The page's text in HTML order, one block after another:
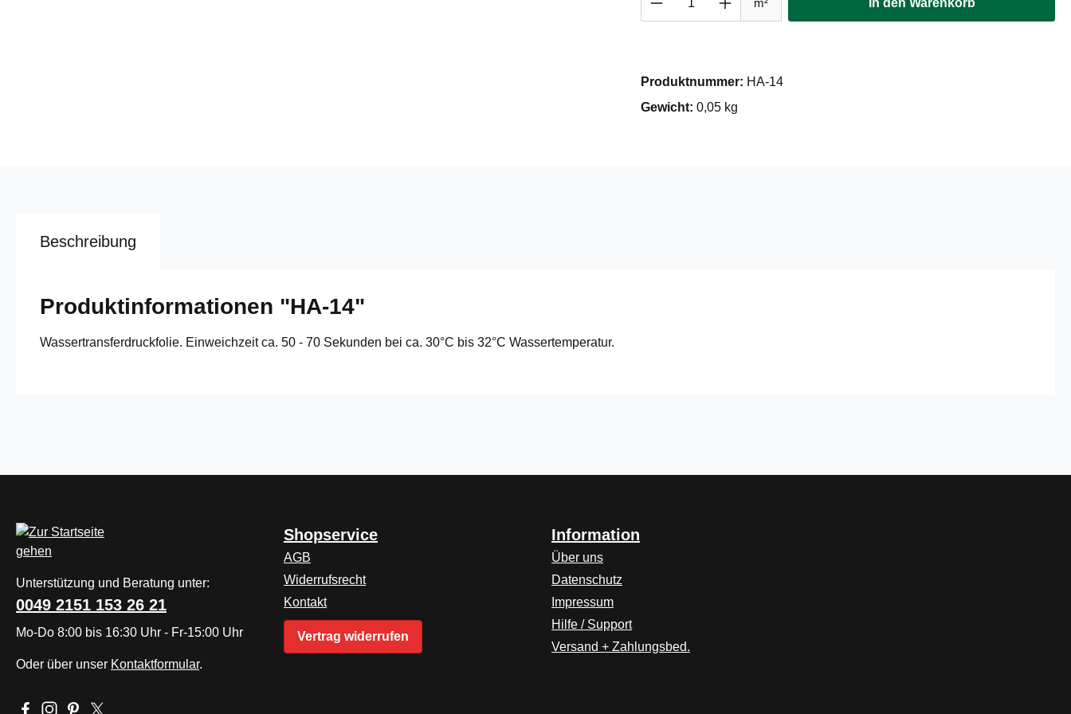
m² In den Warenkorb
Produktnummer: HA-14
Gewicht: 0,05 kg
Beschreibung
Produktinformationen "HA-14"
Wassertransferdruckfolie. Einweichzeit ca. 50 - 70 Sekunden bei ca. 30°C bis 32°C Wassertemperatur.
Unterstützung und Beratung unter:
0049 2151 153 26 21
Mo-Do 8:00 bis 16:30 Uhr - Fr-15:00 Uhr
Oder über unser Kontaktformular.
Besuche uns auf Facebook – öffnet in neuem Tab (externer Link)
Schau auf Instagram vorbei – öffnet in neuem Tab (externer Link)
Lass dich auf Pinterest inspirieren – öffnet in neuem Tab (externer Link)
Folge uns auf X – öffnet in neuem Tab (externer Link)
Shopservice
AGB
Widerrufsrecht
Kontakt
Vertrag widerrufen
Information
Über uns
Datenschutz
Impressum
Hilfe / Support
Versand + Zahlungsbed.